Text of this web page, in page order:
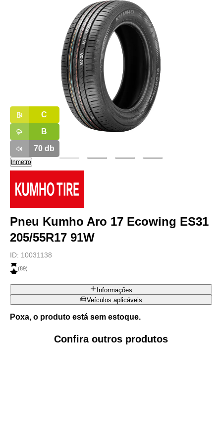
C
B
70db
Inmetro
Pneu Kumho Aro 17 Ecowing ES31
205/55R17 91W
ID: 10031138
(89)
Informações
Veículos aplicáveis
Poxa, o produto está sem estoque.
Confira outros produtos